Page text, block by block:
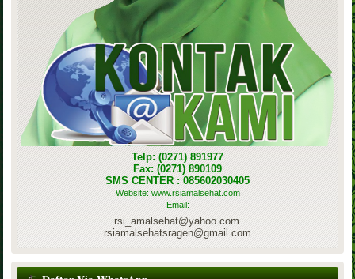
Telp: (0271) 891977
Fax: (0271) 890109
SMS CENTER : 085602030405
Website: www.rsiamalsehat.com
Email:
rsi_amalsehat@yahoo.com
rsiamalsehatsragen@gmail.com